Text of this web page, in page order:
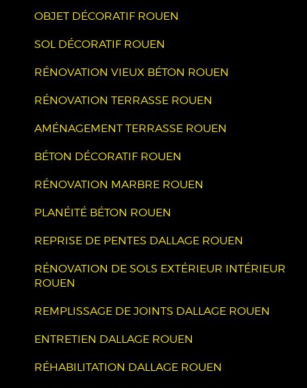
OBJET DÉCORATIF ROUEN
SOL DÉCORATIF ROUEN
RÉNOVATION VIEUX BÉTON ROUEN
RÉNOVATION TERRASSE ROUEN
AMÉNAGEMENT TERRASSE ROUEN
BÉTON DÉCORATIF ROUEN
RÉNOVATION MARBRE ROUEN
PLANÉITÉ BÉTON ROUEN
REPRISE DE PENTES DALLAGE ROUEN
RÉNOVATION DE SOLS EXTÉRIEUR INTÉRIEUR
ROUEN
REMPLISSAGE DE JOINTS DALLAGE ROUEN
ENTRETIEN DALLAGE ROUEN
RÉHABILITATION DALLAGE ROUEN